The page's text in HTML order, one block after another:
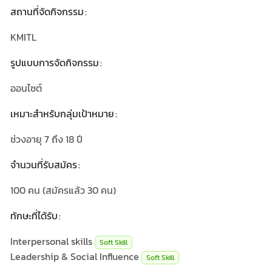
สถานที่จัดกิจกรรม
KMITL
รูปแบบการจัดกิจกรรม
ออนไซต์
เหมาะสำหรับกลุ่มเป้าหมาย
ช่วงอายุ 7 ถึง 18 ปี
จำนวนที่รับสมัคร
100 คน (สมัครแล้ว30 คน)
ทักษะที่ได้รับ
Interpersonal skills
Soft Skill
Leadership & Social Influence Soft Skill